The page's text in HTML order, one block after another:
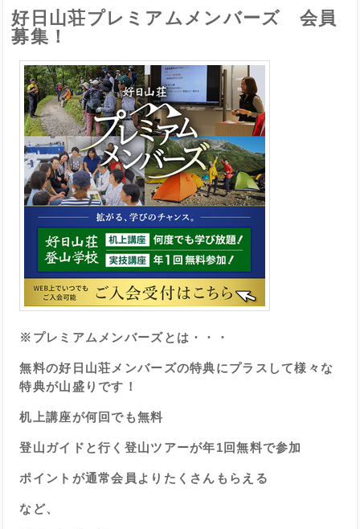
好日山荘プレミアムメンバーズ 会員
募集！
※プレミアムメンバーズとは・・・
無料の好日山荘メンバーズの特典にプラスして様々な
特典が山盛りです！
机上講座が何回でも無料
登山ガイドと行く登山ツアーが年1回無料で参加
ポイントが通常会員よりたくさんもらえる
など、